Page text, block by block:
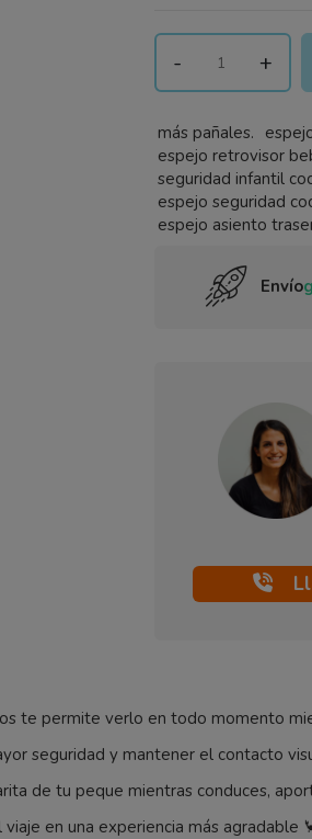
- +
más pañales.
espejo retrovisor
seguridad infantil
espejo seguridad
espejo asiento
Envío
te permite verlo en todo momento
seguridad y mantener el contacto
de tu peque mientras conduces,
en una experiencia más agradable